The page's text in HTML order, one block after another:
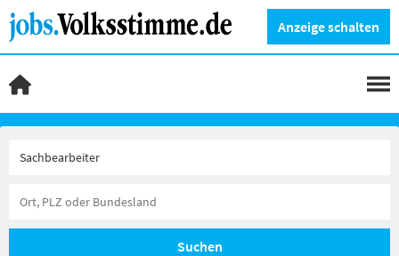
Anzeige schalten
Suchen